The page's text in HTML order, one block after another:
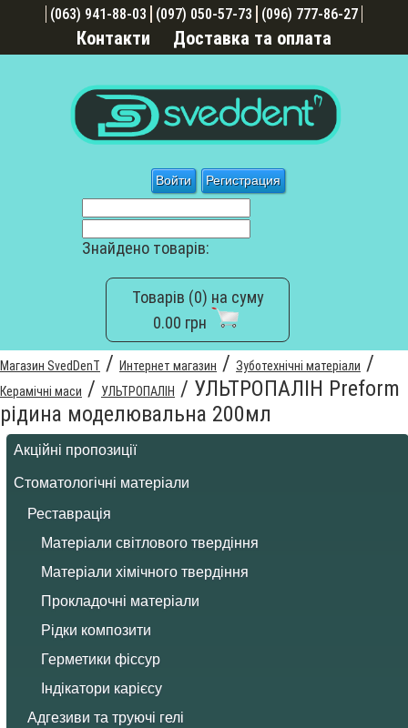
Войти Регистрация
(063) 941-88-03 (097) 050-57-73 (096) 777-86-27
Контакти Доставка та оплата
Знайдено товарів:
Товарів (0) на суму
0.00 грн
Магазин SvedDenT / Интернет магазин / Зуботехнічні матеріали /
Керамічні маси / УЛЬТРОПАЛІН / УЛЬТРОПАЛІН Preform
рідина моделювальна 200мл
Акційні пропозиції
Стоматологічні матеріали
Реставрація
Матеріали світлового твердіння
Матеріали хімічного твердіння
Прокладочні матеріали
Рідки композити
Герметики фіссур
Індікатори карієсу
Адгезиви та труючі гелі